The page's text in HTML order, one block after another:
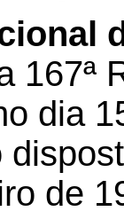
167ª
dia
de